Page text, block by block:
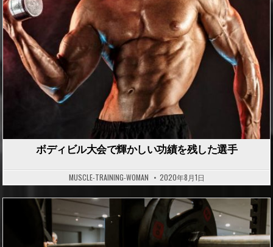
t
e
d
n
ボディビル大会で輝かしい功績を残した選手
MUSCLE-TRAINING-WOMAN 2020年8月1日